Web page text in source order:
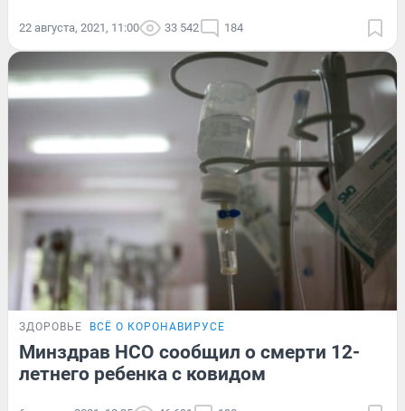
22 августа, 2021, 11:00 33 542 184
ЗДОРОВЬЕ ВСЁ О КОРОНАВИРУСЕ
Минздрав НСО сообщил о смерти 12-
летнего ребенка с ковидом